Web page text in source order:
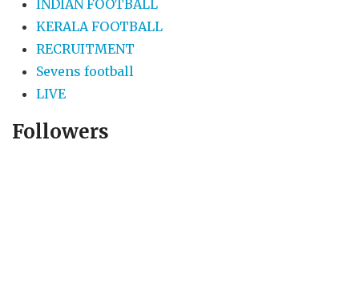
INDIAN FOOTBALL
KERALA FOOTBALL
RECRUITMENT
Sevens football
LIVE
Followers